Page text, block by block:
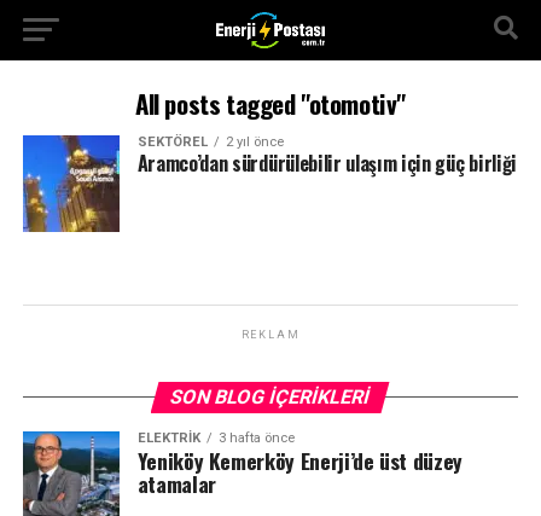
All posts tagged "otomotiv"
SEKTÖREL 2 yıl önce
Aramco’dan sürdürülebilir ulaşım için güç birliği
REKLAM
SON BLOG İÇERIKLERI
ELEKTRİK 3 hafta önce
Yeniköy Kemerköy Enerji’de üst düzey
atamalar